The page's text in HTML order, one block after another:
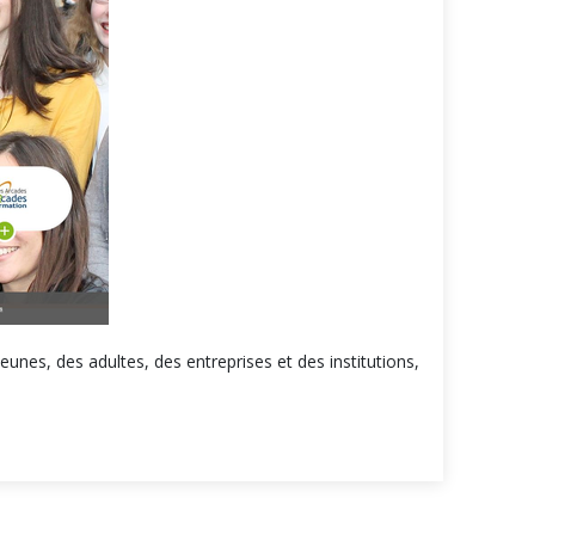
des adultes, des entreprises et des institutions,